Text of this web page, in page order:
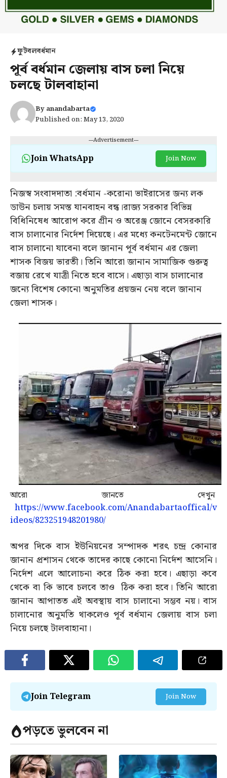
ফুটবলবর্ধমান
পূর্ব বর্ধমান জেলায় বাস চলা নিয়ে
চলছে টালবাহানা
Byanandabarta
Published on: May 13, 2020
---Advertisement---
Join WhatsApp Join Now
নিজস্ব সংবাদদাতা :বর্ধমান -করোনা ভাইরাসের জন্য লক
ডাউন চলায় সমস্ত যানবাহন বন্ধ।রাজ্য সরকার বিভিন্ন
বিধিনিষেধ আরোপ করে গ্রীন ও অরেঞ্জ জোনে বেসরকারি
বাস চালানোর নির্দেশ দিয়েছে। এর মধ্যে কনটেনমেন্ট জোনে
বাস চালানো যাবেনা বলে জানান পূর্ব বর্ধমান এর জেলা
শাসক বিজয় ভারতী। তিনি আরো জানান সামাজিক গুরুত্ব
বজায় রেখে যাত্রী নিতে হবে বাসে। এছাড়া বাস চালানোর
জন্যে বিশেষ কোনো অনুমতির প্রয়জন নেয় বলে জানান
জেলা শাসক।
আরো জানতে দেখুন
https://www.facebook.com/Anandabartaoffical/v
ideos/823251948201980/
অপর দিকে বাস ইউনিয়নের সম্পাদক শরৎ চন্দ্র কোনার
জানান প্রশাসন থেকে তাদের কাছে কোনো নির্দেশ আসেনি।
নির্দেশ এলে আলোচনা করে ঠিক করা হবে। এছাড়া কবে
থেকে বা কি ভাবে চলবে তাও ঠিক করা হবে। তিনি আরো
জানান আপাতত এই অবস্থায় বাস চালানো সম্ভব নয়। বাস
চালানোর অনুমতি থাকলেও পূর্ব বর্ধমান জেলায় বাস চলা
নিয়ে চলছে টালবাহানা।
Join Telegram Join Now
পড়তে ভুলবেন না